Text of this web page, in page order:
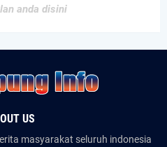
anda disini
US
masyarakat seluruh indonesia